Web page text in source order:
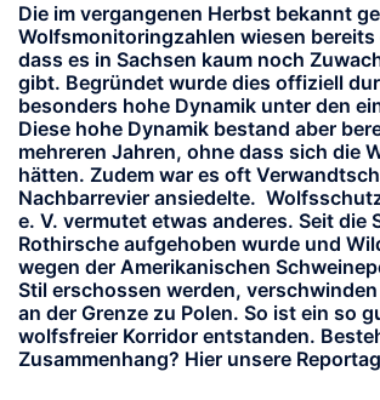
Die im vergangenen Herbst bekannt
Wolfsmonitoringzahlen wiesen bereits
dass es in Sachsen kaum noch
gibt. Begründet wurde dies offiziell
besonders hohe Dynamik unter den
Diese hohe Dynamik bestand aber
mehreren Jahren, ohne dass sich die
hätten. Zudem war es oft
Nachbarrevier ansiedelte.
e. V. vermutet etwas anderes. Seit die
Rothirsche aufgehoben wurde und
wegen der Amerikanischen
Stil erschossen werden,
an der Grenze zu Polen. So ist ein so
wolfsfreier Korridor entstanden.
Zusammenhang? Hier unsere